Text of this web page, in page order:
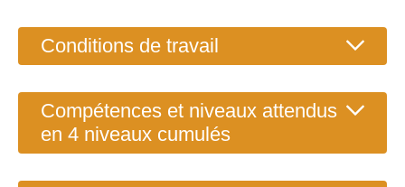
Conditions de travail
Compétences et niveaux attendus
en 4 niveaux cumulés